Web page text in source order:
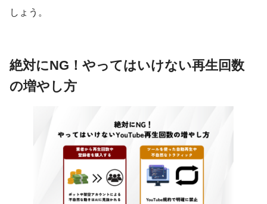
しょう。
絶対にNG！やってはいけない再生回数
の増やし方